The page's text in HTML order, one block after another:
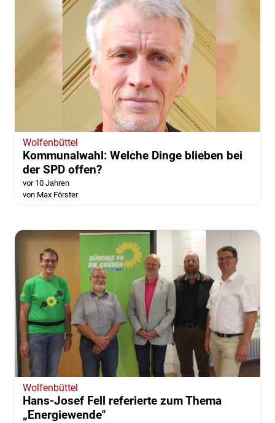
Wolfenbüttel
Kommunalwahl: Welche Dinge blieben bei
der SPD offen?
vor 10 Jahren
von Max Förster
Wolfenbüttel
Hans-Josef Fell referierte zum Thema
„Energiewende"